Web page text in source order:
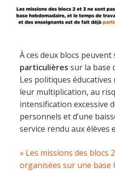
À ces deux blocs peuvent
particulières sur la base
Les politiques
leur multiplication, au
intensification excessive
personnels et d’une
service rendu aux élèves
« Les missions des blocs
organisées sur une base